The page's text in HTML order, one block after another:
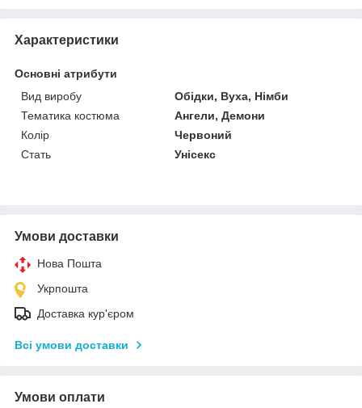
Характеристики
Основні атрибути
Вид виробу
Обідки, Вуха, Німби
Тематика костюма
Ангели, Демони
Колір
Червоний
Стать
Унісекс
Умови доставки
Нова Пошта
Укрпошта
Доставка кур'єром
Всі умови доставки
Умови оплати